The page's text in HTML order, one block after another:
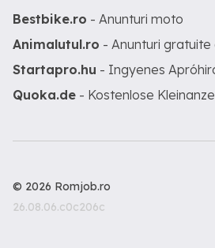
Bestbike.ro - Anunturi moto
Animalutul.ro - Anunturi gratuite
Startapro.hu - Ingyenes
Quoka.de - Kostenlose
© 2026 Romjob.ro
26.08.06.c0c206c